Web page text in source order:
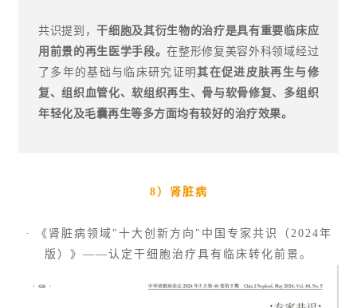
共识提到，干细胞及其衍生物的治疗是具有重要临床应
用前景的再生医学手段。在整形修复美容外科领域经过
了多年的基础与临床研究证明其在促进皮肤再生与修
复、组织血管化、软组织再生、骨与软骨修复、多组织
年轻化及毛囊再生等多方面均有较好的治疗效果。
8）肾脏病
· 《肾脏病领域"十大创新方向"中国专家共识（2024年
版）》——认定干细胞治疗具有临床转化前景。